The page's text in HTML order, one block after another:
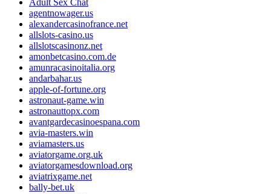
Adult Sex Chat
agentnowager.us
alexandercasinofrance.net
allslots-casino.us
allslotscasinonz.net
amonbetcasino.com.de
amunracasinoitalia.org
andarbahar.us
apple-of-fortune.org
astronaut-game.win
astronauttopx.com
avantgardecasinoespana.com
avia-masters.win
aviamasters.us
aviatorgame.org.uk
aviatorgamesdownload.org
aviatrixgame.net
bally-bet.uk